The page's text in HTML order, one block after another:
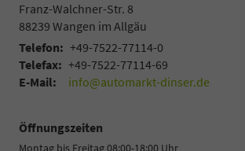
Franz-Walchner-Str. 8
88239 Wangen im Allgäu
Telefon: +49-7522-77114-0
Telefax: +49-7522-77114-69
E-Mail:
info@automarkt-dinser.de
Öffnungszeiten
Montag bis Freitag 08:00-18:00 Uhr